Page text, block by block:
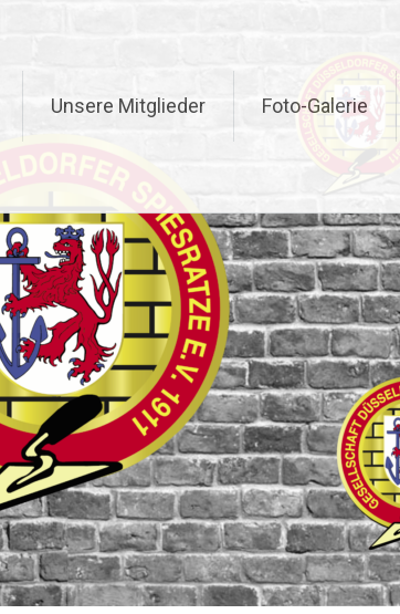
Unsere Mitglieder Foto-Galerie